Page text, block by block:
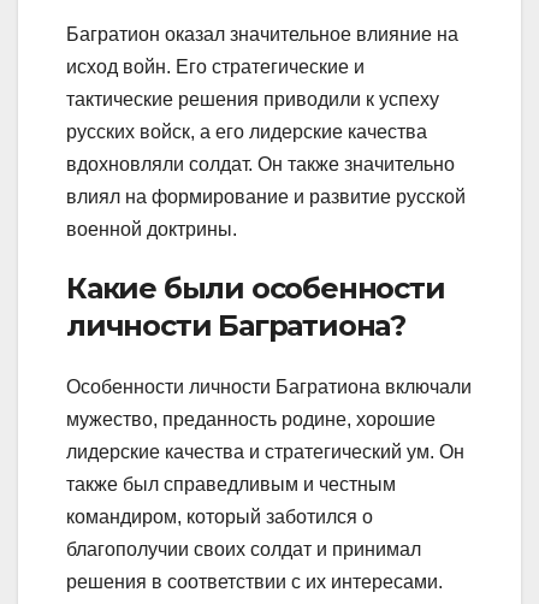
Багратион оказал значительное влияние на
исход войн. Его стратегические и
тактические решения приводили к успеху
русских войск, а его лидерские качества
вдохновляли солдат. Он также значительно
влиял на формирование и развитие русской
военной доктрины.
Какие были особенности
личности Багратиона?
Особенности личности Багратиона включали
мужество, преданность родине, хорошие
лидерские качества и стратегический ум. Он
также был справедливым и честным
командиром, который заботился о
благополучии своих солдат и принимал
решения в соответствии с их интересами.